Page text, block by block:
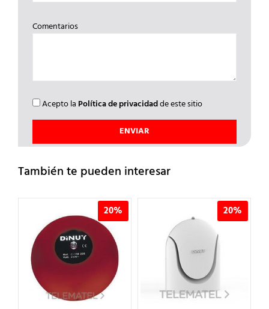
Comentarios
Acepto la Política de privacidadde este sitio
También te pueden interesar
20% 20%